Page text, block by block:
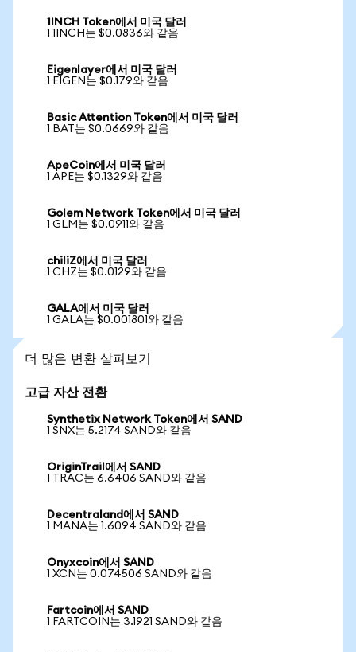
1INCH Token에서 미국 달러
1 1INCH는 $0.0836와 같음
Eigenlayer에서 미국 달러
1 EIGEN는 $0.179와 같음
Basic Attention Token에서 미국 달러
1 BAT는 $0.0669와 같음
ApeCoin에서 미국 달러
1 APE는 $0.1329와 같음
Golem Network Token에서 미국 달러
1 GLM는 $0.0911와 같음
chiliZ에서 미국 달러
1 CHZ는 $0.0129와 같음
GALA에서 미국 달러
1 GALA는 $0.001801와 같음
더 많은 변환 살펴보기
고급 자산 전환
Synthetix Network Token에서 SAND
1 SNX는 5.2174 SAND와 같음
OriginTrail에서 SAND
1 TRAC는 6.6406 SAND와 같음
Decentraland에서 SAND
1 MANA는 1.6094 SAND와 같음
Onyxcoin에서 SAND
1 XCN는 0.074506 SAND와 같음
Fartcoin에서 SAND
1 FARTCOIN는 3.1921 SAND와 같음